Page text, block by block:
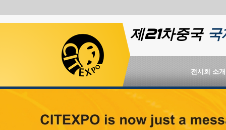
제21차중국 국
전시회 소개